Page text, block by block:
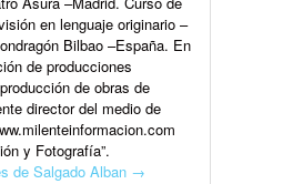
en lenguaje originario –
Bilbao –España. En
de producciones
de obras de
director del medio de
y Fotografía”.
de Salgado Alban →